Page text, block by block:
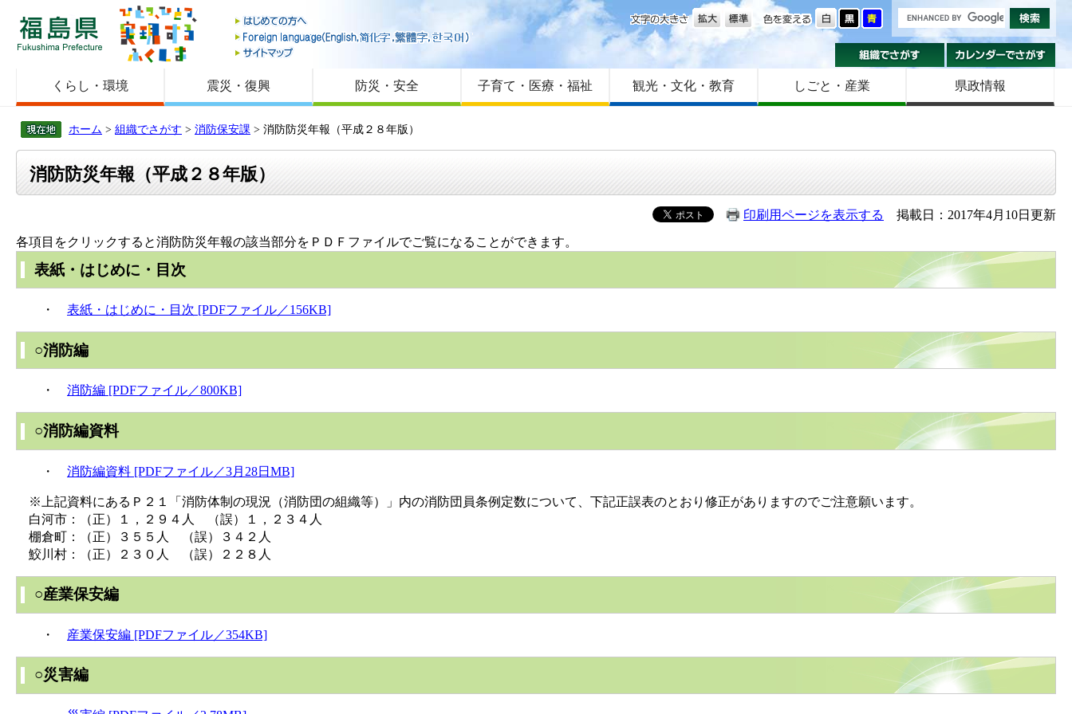
福島県
はじめての方へ
Foreign language
サイトマップ
色を変える
文字の大きさ
組織でさがす
くらし・環境 震災・復興 防災・安全 子育て・医療・福祉 観光・文化・教育 しごと・産業 県政情報
ホーム > 組織でさがす > 消防保安課 > 消防防災年報（平成２８年版）
消防防災年報（平成２８年版）
印刷用ページを表示する
掲載日：2017年4月10日更新
各項目をクリックすると消防防災年報の該当部分をＰＤＦファイルでご覧になることができます。
表紙・はじめに・目次
・ 表紙・はじめに・目次 [PDFファイル／156KB]
○消防編
・ 消防編 [PDFファイル／800KB]
○消防編資料
・ 消防編資料 [PDFファイル／3月28日MB]
※上記資料にあるＰ２１「消防体制の現況（消防団の組織等）」内の消防団員条例定数について、下記正誤表のとおり修正がありますのでご注意願います。
白河市：（正）１，２９４人 （誤）１，２３４人
棚倉町：（正）３５５人 （誤）３４２人
鮫川村：（正）２３０人 （誤）２２８人
○産業保安編
・ 産業保安編 [PDFファイル／354KB]
○災害編